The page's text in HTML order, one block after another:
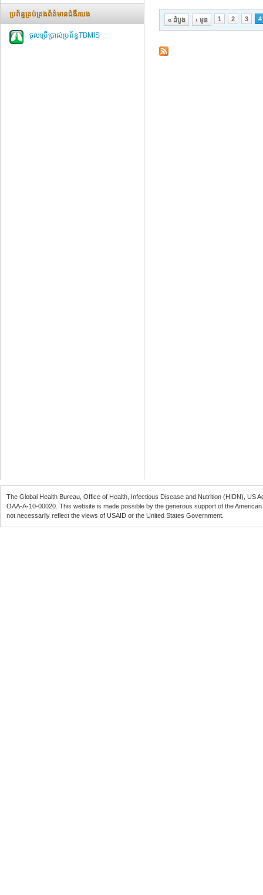
ទំព័រ
« ដំបូង ‹ មុន 1 2 3 4
ប្រព័ន្ធគ្រប់គ្រងព័ត៌មានជំងឺរបេង
ចូលប្រើប្រាស់ប្រព័ន្ធTBMIS
The Global Health Bureau, Office of Health, Infectious Disease and Nutrition (HIDN), US
OAA-A-10-00020 . This website is made possible by the generous support of the
not necessarily reflect the views of USAID or the United States Government.